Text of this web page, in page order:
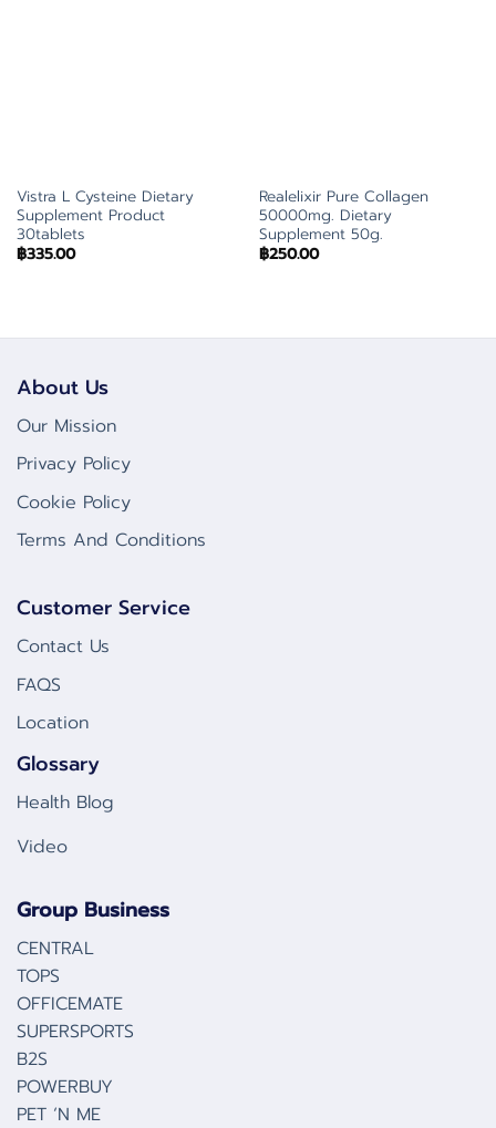
Vistra L Cysteine Dietary
Supplement Product
30tablets
฿335.00
Realelixir Pure Collagen
50000mg. Dietary
Supplement 50g.
฿250.00
About Us
Our Mission
Privacy Policy
Cookie Policy
Terms And Conditions
Customer Service
Contact Us
FAQS
Location
Glossary
Health Blog
Video
Group Business
CENTRAL
TOPS
OFFICEMATE
SUPERSPORTS
B2S
POWERBUY
PET ‘N ME